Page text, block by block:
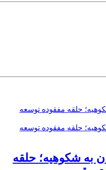
به شکوهیه؛ حلقه